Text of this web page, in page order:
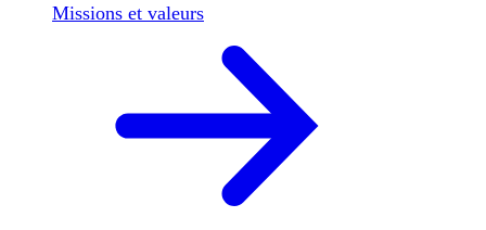
Missions et valeurs